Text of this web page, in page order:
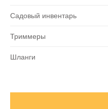
Садовый инвентарь
Триммеры
Шланги